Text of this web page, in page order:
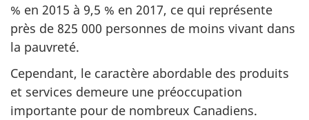
% en 2015 à 9,5 % en 2017, ce qui représente
près de 825 000 personnes de moins vivant dans
la pauvreté.
Cependant, le caractère abordable des produits
et services demeure une préoccupation
importante pour de nombreux Canadiens.